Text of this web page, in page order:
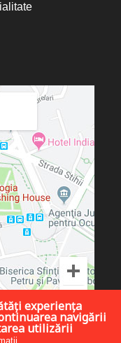
experiența
navigării
utilizării